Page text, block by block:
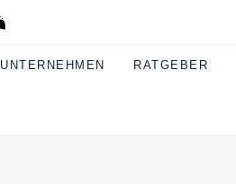
UNTERNEHMEN RATGEBER